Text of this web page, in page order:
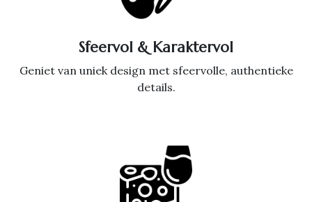
Sfeervol & Karaktervol
Geniet van uniek design met sfeervolle, authentieke
details.